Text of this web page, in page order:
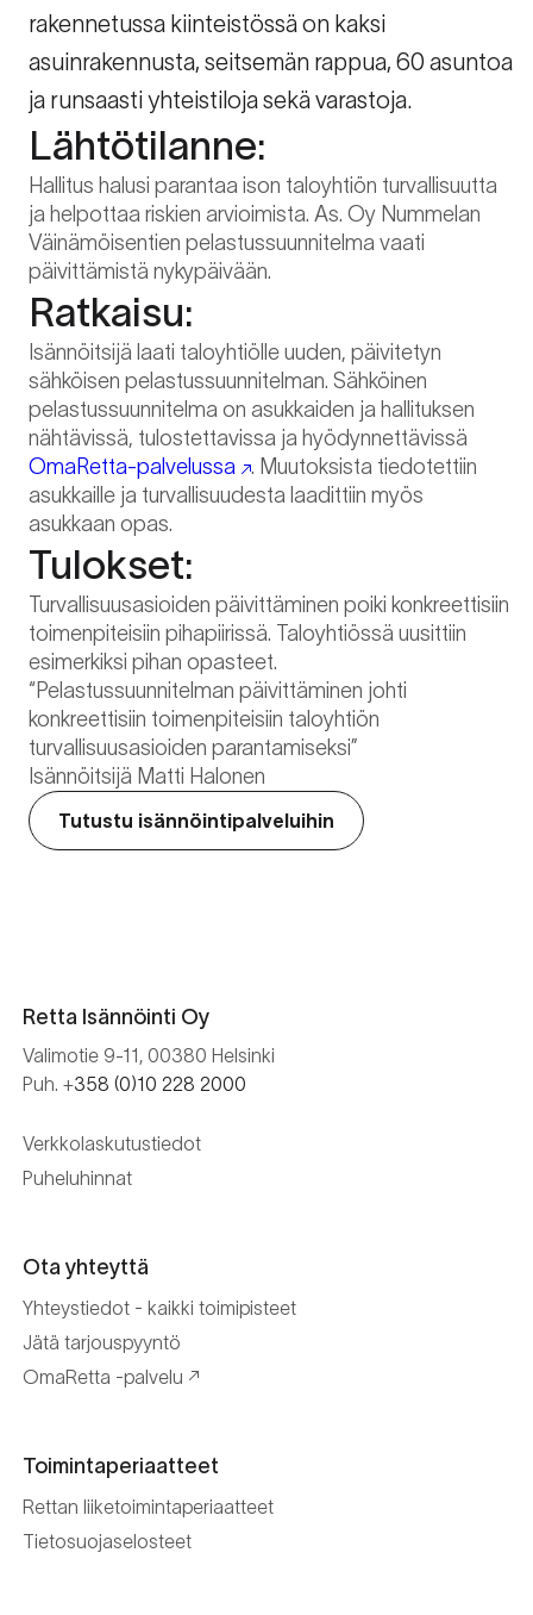
rakennetussa kiinteistössä on kaksi
asuinrakennusta, seitsemän rappua, 60 asuntoa
ja runsaasti yhteistiloja sekä varastoja.
Lähtötilanne:
Hallitus halusi parantaa ison taloyhtiön turvallisuutta
ja helpottaa riskien arvioimista. As. Oy Nummelan
Väinämöisentien pelastussuunnitelma vaati
päivittämistä nykypäivään.
Ratkaisu:
Isännöitsijä laati taloyhtiölle uuden, päivitetyn
sähköisen pelastussuunnitelman. Sähköinen
pelastussuunnitelma on asukkaiden ja hallituksen
nähtävissä, tulostettavissa ja hyödynnettävissä
OmaRetta-palvelussa
. Muutoksista tiedotettiin
asukkaille ja turvallisuudesta laadittiin myös
asukkaan opas.
Tulokset:
Turvallisuusasioiden päivittäminen poiki konkreettisiin
toimenpiteisiin pihapiirissä. Taloyhtiössä uusittiin
esimerkiksi pihan opasteet.
“Pelastussuunnitelman päivittäminen johti
konkreettisiin toimenpiteisiin taloyhtiön
turvallisuusasioiden parantamiseksi”
Isännöitsijä Matti Halonen
Tutustu isännöintipalveluihin
Retta Isännöinti Oy
Valimotie 9-11, 00380 Helsinki
Puh. +358 (0)10 228 2000
Verkkolaskutustiedot
Puheluhinnat
Ota yhteyttä
Yhteystiedot - kaikki toimipisteet
Jätä tarjouspyyntö
OmaRetta -palvelu
Toimintaperiaatteet
Rettan liiketoimintaperiaatteet
Tietosuojaselosteet